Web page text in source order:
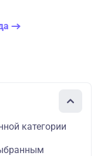
категории